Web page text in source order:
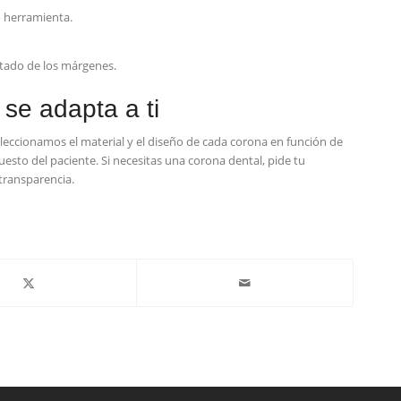
herramienta.
de los márgenes.
adapta a ti
el material y el diseño de cada corona en función de
del paciente. Si necesitas una corona dental, pide tu